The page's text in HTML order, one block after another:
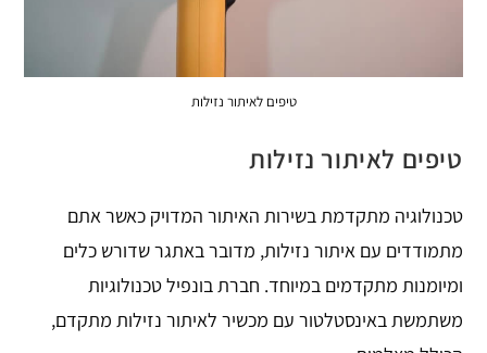
טיפים לאיתור נזילות
טיפים לאיתור נזילות
טכנולוגיה מתקדמת בשירות האיתור המדויק כאשר אתם
מתמודדים עם איתור נזילות, מדובר באתגר שדורש כלים
ומיומנות מתקדמים במיוחד. חברת בונפיל טכנולוגיות
משתמשת באינסטלטור עם מכשיר לאיתור נזילות מתקדם,